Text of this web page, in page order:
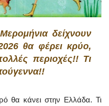
δείχνουν
θα φέρει κρύο,
περιοχές!! Τι
θα κάνει στην Ελλάδα. Τι